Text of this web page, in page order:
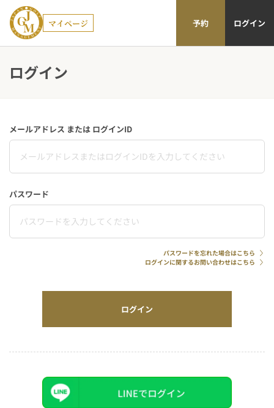
マイページ 予約 ログイン
ログイン
メールアドレス または ログインID
パスワード
パスワードを忘れた場合はこちら
ログインに関するお問い合わせはこちら
ログイン